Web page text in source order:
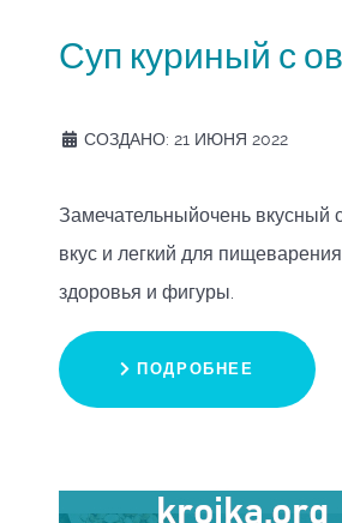
Суп куриный с
СОЗДАНО: 21 ИЮНЯ 2022
Замечательныйочень вкусный
вкус и легкий для
здоровья и фигуры.
ПОДРОБНЕЕ